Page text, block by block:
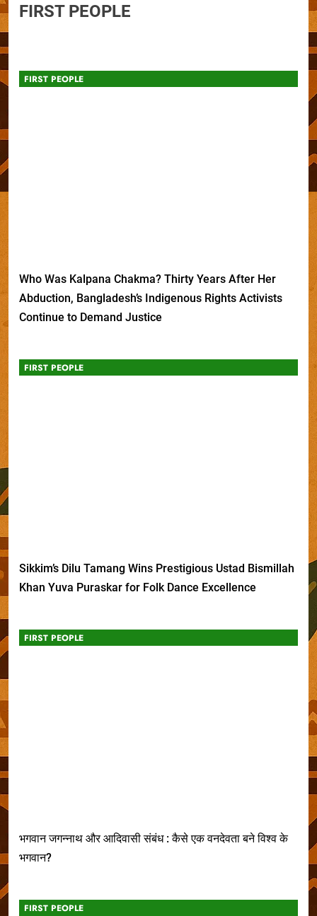
FIRST PEOPLE
FIRST PEOPLE
Who Was Kalpana Chakma? Thirty Years After Her
Abduction, Bangladesh’s Indigenous Rights Activists
Continue to Demand Justice
FIRST PEOPLE
Sikkim’s Dilu Tamang Wins Prestigious Ustad Bismillah
Khan Yuva Puraskar for Folk Dance Excellence
FIRST PEOPLE
भगवान जगन्नाथ और आदिवासी संबंध : कैसे एक वनदेवता बने विश्व के
भगवान?
FIRST PEOPLE